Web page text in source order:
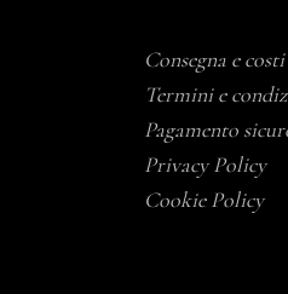
Consegna e
Termini e
Pagamento
Privacy Policy
Cookie Policy